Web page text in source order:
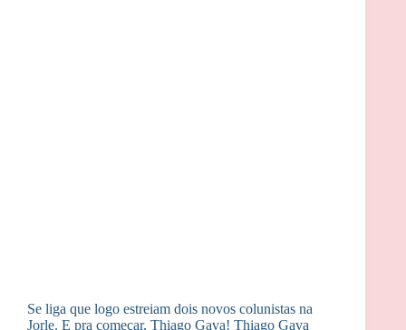
Se liga que logo estreiam dois novos colunistas na
Jorle. E pra começar, Thiago Gava! Thiago Gava